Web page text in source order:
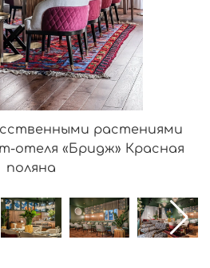
растениями
отеля «Бридж» Красная
поляна